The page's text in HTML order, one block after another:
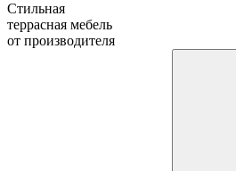
Стильная
террасная мебель
от производителя